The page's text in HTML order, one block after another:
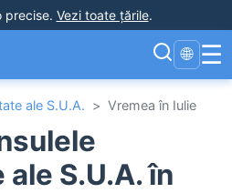
precise. Vezi toate țările.
🌐 ☰
ale S.U.A. > Vremea în Iulie
S.U.A. în